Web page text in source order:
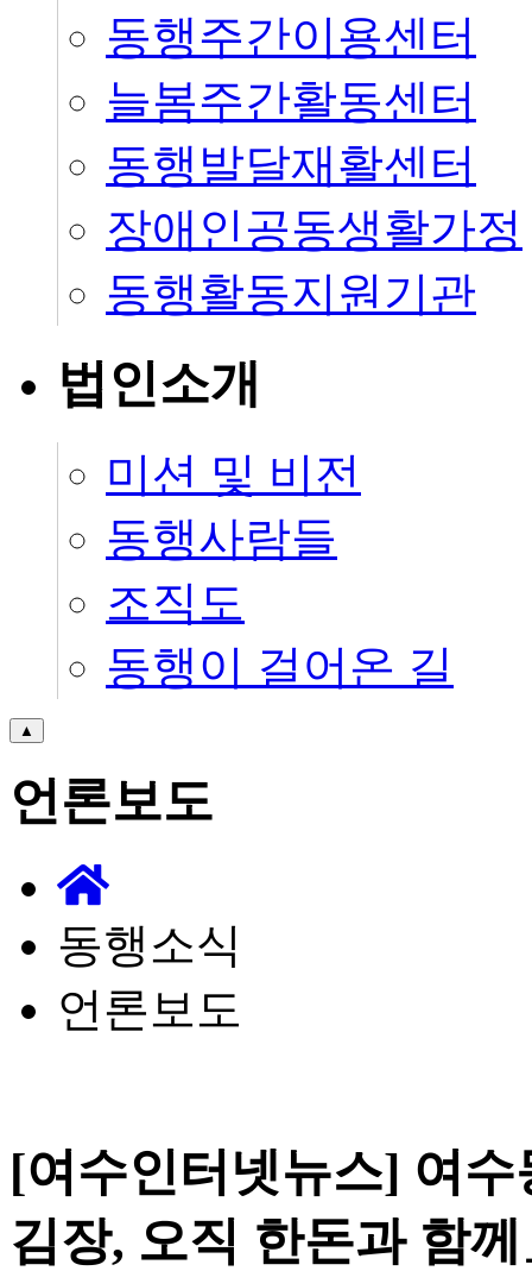
동행주간이용센터
늘봄주간활동센터
동행발달재활센터
장애인공동생활가정
동행활동지원기관
법인소개
미션 및 비전
동행사람들
조직도
동행이 걸어온 길
▲
언론보도
동행소식
언론보도
[여수인터넷뉴스] 여
김장, 오직 한돈과 함